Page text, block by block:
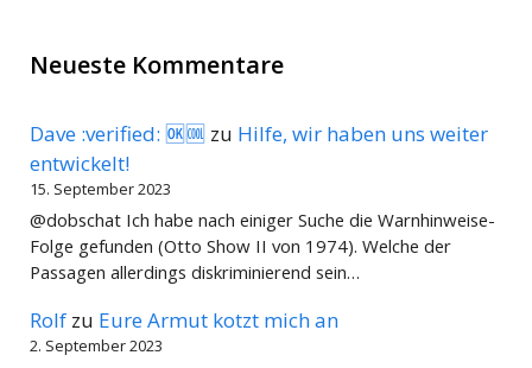
Neueste Kommentare
Dave :verified: 🆗🆒 zu Hilfe, wir haben uns weiter
entwickelt!
15. September 2023
@dobschat Ich habe nach einiger Suche die Warnhinweise-
Folge gefunden (Otto Show II von 1974). Welche der
Passagen allerdings diskriminierend sein…
Rolf zu Eure Armut kotzt mich an
2. September 2023